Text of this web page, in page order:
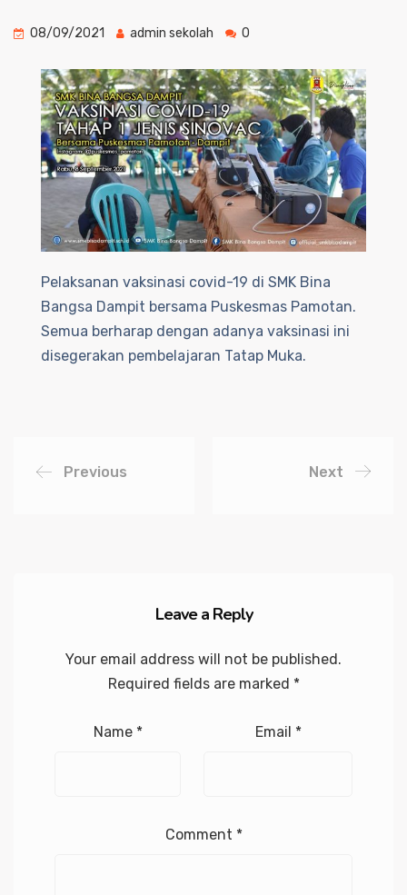
08/09/2021 admin sekolah 0
Pelaksanan vaksinasi covid-19 di SMK Bina
Bangsa Dampit bersama Puskesmas Pamotan.
Semua berharap dengan adanya vaksinasi ini
disegerakan pembelajaran Tatap Muka.
Previous Next
Leave a Reply
Your email address will not be published.
Required fields are marked *
Name * Email *
Comment *